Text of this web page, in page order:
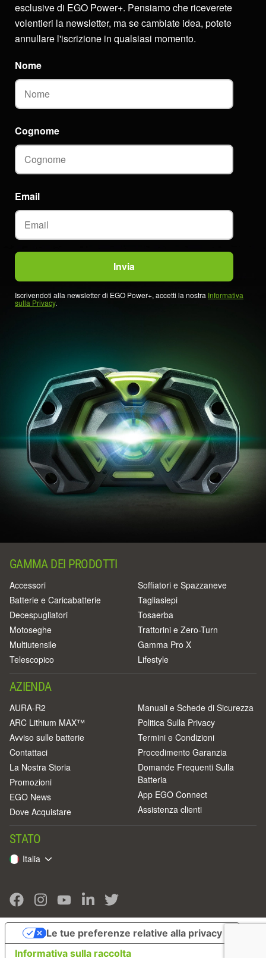
esclusive di EGO Power+. Pensiamo che riceverete
volentieri la newsletter, ma se cambiate idea, potete
annullare l'iscrizione in qualsiasi momento.
Email
Nome
Cognome
Iscrivendoti alla newsletter di EGO Power+, accetti la nostra Informativa
sulla Privacy.
GAMMA DEI PRODOTTI
Accessori
Batterie e Caricabatterie
Decespugliatori
Motoseghe
Multiutensile
Telescopico
Soffiatori e Spazzaneve
Tagliasiepi
Tosaerba
Trattorini e Zero-Turn
Gamma Pro X
Lifestyle
AZIENDA
AURA-R2
ARC Lithium MAX™
Avviso sulle batterie
Contattaci
La Nostra Storia
Promozioni
EGO News
Dove Acquistare
Manuali e Schede di Sicurezza
Politica Sulla Privacy
Termini e Condizioni
Procedimento Garanzia
Domande Frequenti Sulla
Batteria
App EGO Connect
Assistenza clienti
STATO
Italia
Informativa sulla raccolta
Le tue preferenze relative alla privacy